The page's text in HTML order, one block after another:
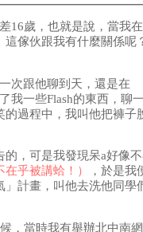
16歲，也就是說，當我
傢伙跟我有什麼關係呢
次跟他聊到天，還是在
我一些Flash的東西，聊
過程中，我叫他把褲子
，可是我發現呆a好像
乎被講蛤！）
，於是我
計畫，叫他去洗他同學
，當時我有舉辦北中南